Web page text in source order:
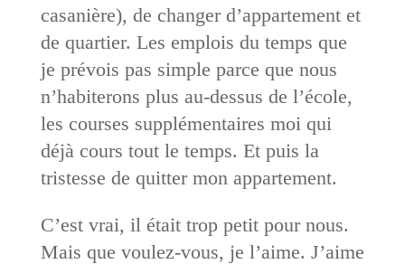
casanière), de changer d’appartement et
de quartier. Les emplois du temps que
je prévois pas simple parce que nous
n’habiterons plus au-dessus de l’école,
les courses supplémentaires moi qui
déjà cours tout le temps. Et puis la
tristesse de quitter mon appartement.
C’est vrai, il était trop petit pour nous.
Mais que voulez-vous, je l’aime. J’aime